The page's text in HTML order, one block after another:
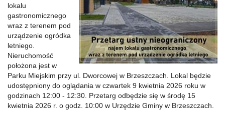
lokalu
gastronomicznego
wraz z terenem pod
urządzenie ogródka
letniego.
Nieruchomość
położona jest w
Parku Miejskim przy ul. Dworcowej w Brzeszczach. Lokal będzie
udostępniony do oglądania w czwartek 9 kwietnia 2026 roku w
godzinach 12:00 - 12:30. Przetarg odbędzie się w środę 15
kwietnia 2026 r. o godz. 10:00 w Urzędzie Gminy w Brzeszczach.